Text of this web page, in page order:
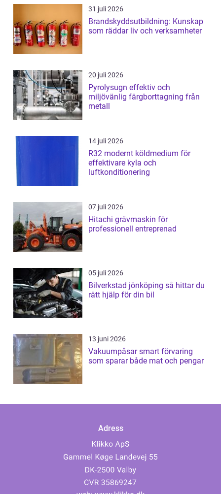
31 juli 2026
Brandskyddsutbildning: Kunskap
som räddar liv och verksamheter
20 juli 2026
Pyrolysugn effektiv och
miljövänlig färgborttagning från
metall
14 juli 2026
R32 modernt köldmedium för
effektivare kyla och
luftkonditionering
07 juli 2026
Hitachi grävmaskin för
professionell entreprenad
05 juli 2026
Bilverkstad jönköping så hittar du
rätt hjälp för din bil
13 juni 2026
Vakuumpåsar smart förvaring
som sparar både mat och pengar
Adress